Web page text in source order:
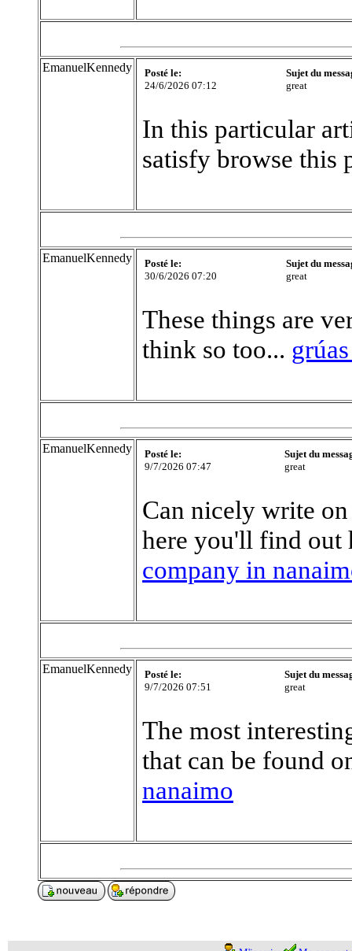
EmanuelKennedy
Posté le:
24/6/2026 07:12
Sujet du
great
In this particular
satisfy browse this
EmanuelKennedy
Posté le:
30/6/2026 07:20
Sujet du
great
These things are
think so too...
EmanuelKennedy
Posté le:
9/7/2026 07:47
Sujet du
great
Can nicely write
here you'll find
company in
EmanuelKennedy
Posté le:
9/7/2026 07:51
Sujet du
great
The most
that can be found
nanaimo